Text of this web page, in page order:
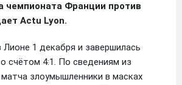
чемпионата Франции против
Actu Lyon.
1 декабря и завершилась
счётом 4:1. По сведениям из
злоумышленники в масках